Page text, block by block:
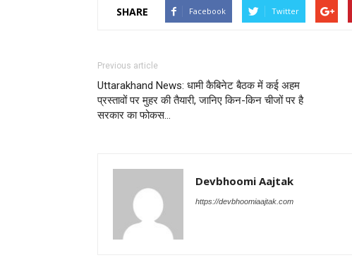
SHARE Facebook Twitter
Previous article
Uttarakhand News: धामी कैबिनेट बैठक में कई अहम
प्रस्तावों पर मुहर की तैयारी, जानिए किन-किन चीजों पर है
सरकार का फोकस…
Devbhoomi Aajtak
https://devbhoomiaajtak.com